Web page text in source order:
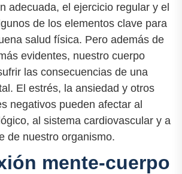
adecuada, el ejercicio regular y el
de los elementos clave para
salud física. Pero además de
evidentes, nuestro cuerpo
las consecuencias de una
El estrés, la ansiedad y otros
negativos pueden afectar al
al sistema cardiovascular y a
de nuestro organismo.
mente-cuerpo